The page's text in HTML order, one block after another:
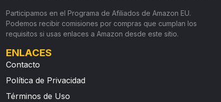
Participamos en el Programa de Afiliados de Amazon EU.
Podemos recibir comisiones por compras que cumplan los
requisitos si usas enlaces a Amazon desde este sitio.
ENLACES
Contacto
Política de Privacidad
Términos de Uso